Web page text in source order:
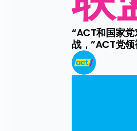
“ACT和国家
战，”ACT党领